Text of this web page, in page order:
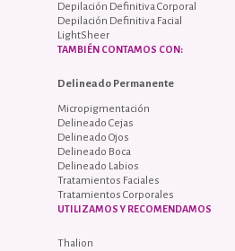
Depilación Definitiva Corporal
Depilación Definitiva Facial
LightSheer
TAMBIÉN CONTAMOS CON:
Delineado Permanente
Micropigmentación
Delineado Cejas
Delineado Ojos
Delineado Boca
Delineado Labios
Tratamientos Faciales
Tratamientos Corporales
UTILIZAMOS Y RECOMENDAMOS
Thalion